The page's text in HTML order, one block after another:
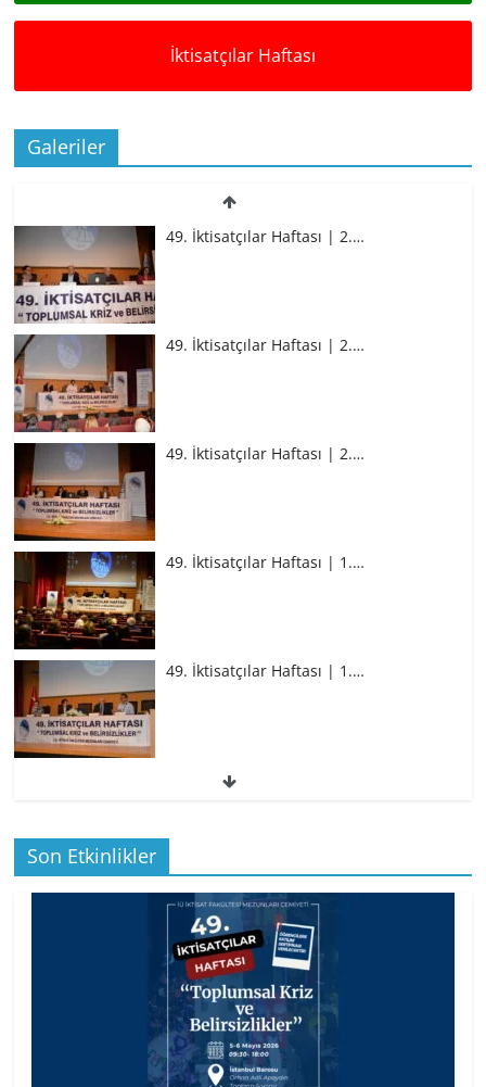
İktisatçılar Haftası
Galeriler
49. İktisatçılar Haftası | 2.…
Son Etkinlikler